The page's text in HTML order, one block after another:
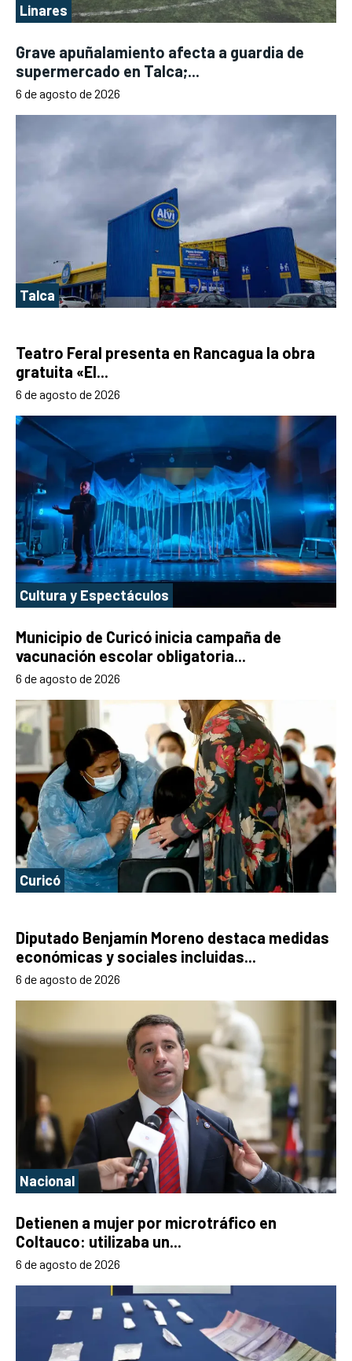
Linares
Grave apuñalamiento afecta a guardia de
supermercado en Talca;...
6 de agosto de 2026
Talca
Teatro Feral presenta en Rancagua la obra
gratuita «El...
6 de agosto de 2026
Cultura y Espectáculos
Municipio de Curicó inicia campaña de
vacunación escolar obligatoria...
6 de agosto de 2026
Curicó
Diputado Benjamín Moreno destaca medidas
económicas y sociales incluidas...
6 de agosto de 2026
Nacional
Detienen a mujer por microtráfico en
Coltauco: utilizaba un...
6 de agosto de 2026